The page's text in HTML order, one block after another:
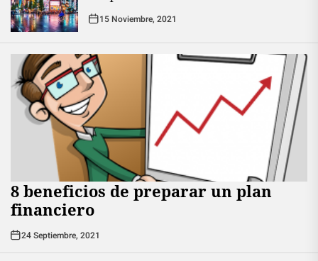
15 Noviembre, 2021
8 beneficios de preparar un plan
financiero
24 Septiembre, 2021